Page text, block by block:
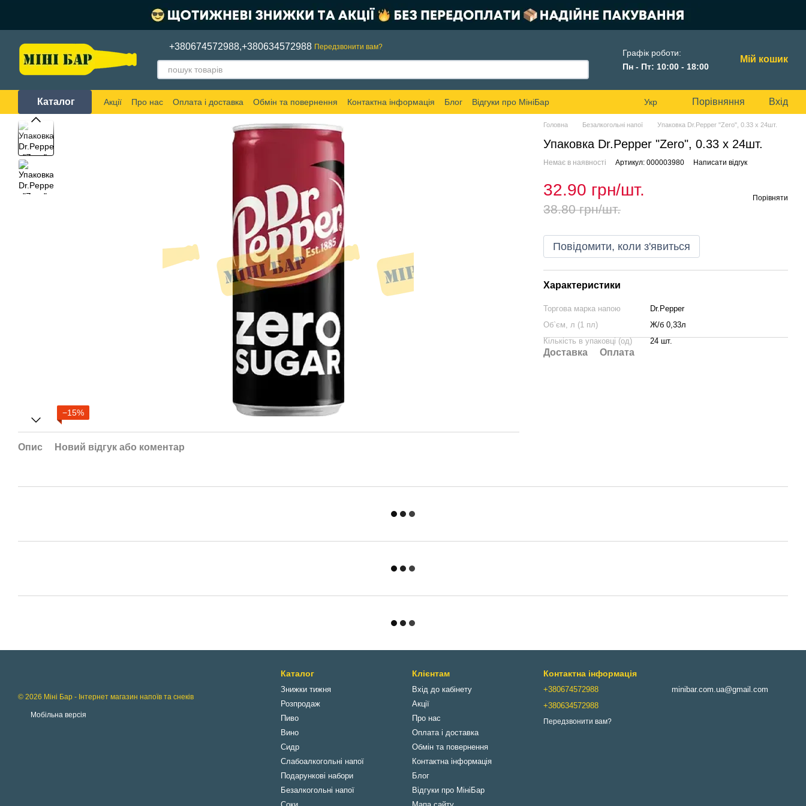
+380674572988,+380634572988 Передзвонити вам?
Графік роботи:
Пн - Пт: 10:00 - 18:00
Мій кошик
Каталог Акції Про нас Оплата і доставка Обмін та повернення Контактна інформація Блог Відгуки про МініБар Укр Порівняння Вхід
−15%
Опис Новий відгук або коментар
Головна Безалкогольні напої Упаковка Dr.Pepper "Zero", 0.33 х 24шт.
Упаковка Dr.Pepper "Zero", 0.33 х 24шт.
Немає в наявності Артикул: 000003980 Написати відгук
32.90 грн/шт.
38.80 грн/шт.
Порівняти
Повідомити, коли з'явиться
Характеристики
Торгова марка напою
Dr.Pepper
Об`єм, л (1 пл)
Ж/б 0,33л
Кількість в упаковці (од)
24 шт.
Доставка Оплата
© 2026 Міні Бар - Інтернет магазин напоїв та снеків
Мобільна версія
Каталог
Знижки тижня
Розпродаж
Пиво
Вино
Сидр
Слабоалкогольні напої
Подарункові набори
Безалкогольні напої
Клієнтам
Вхід до кабінету
Акції
Про нас
Оплата і доставка
Обмін та повернення
Контактна інформація
Блог
Відгуки про МініБар
Контактна інформація
+380674572988
+380634572988
Передзвонити вам?
minibar.com.ua@gmail.com